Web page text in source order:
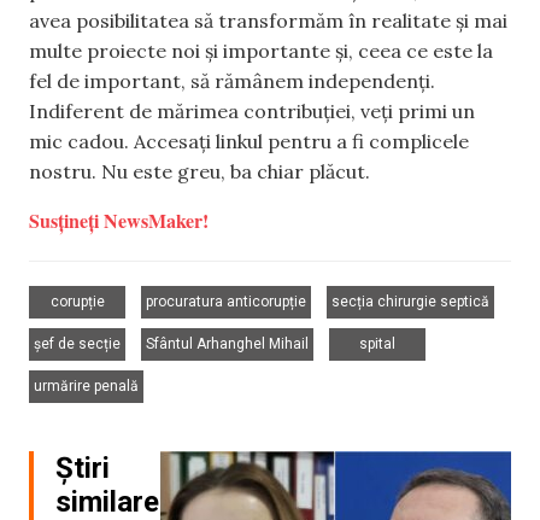
avea posibilitatea să transformăm în realitate și mai
multe proiecte noi și importante și, ceea ce este la
fel de important, să rămânem independenți.
Indiferent de mărimea contribuției, veți primi un
mic cadou. Accesați linkul pentru a fi complicele
nostru. Nu este greu, ba chiar plăcut.
Susțineți NewsMaker!
corupție
procuratura anticorupție
secția chirurgie septică
șef de secție
Sfântul Arhanghel Mihail
spital
urmărire penală
Știri
similare